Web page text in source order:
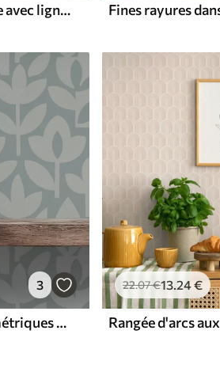
Motif graphique moderne avec lignes courbes
3
Silhouettes florales géométriques en bleu ardoise
22.07€13.24€